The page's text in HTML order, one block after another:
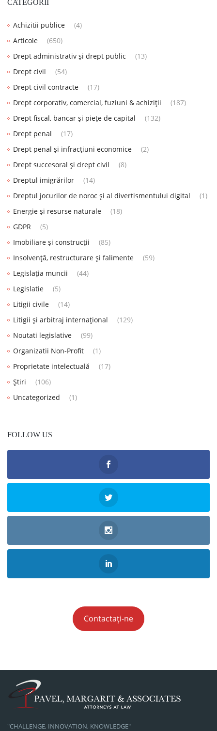
CATEGORII
Achizitii publice
(4)
Articole
(650)
Drept administrativ și drept public
(13)
Drept civil
(54)
Drept civil contracte
(17)
Drept corporativ, comercial, fuziuni & achiziții
(187)
Drept fiscal, bancar și piețe de capital
(132)
Drept penal
(17)
Drept penal și infracțiuni economice
(2)
Drept succesoral și drept civil
(8)
Dreptul imigrărilor
(14)
Dreptul jocurilor de noroc și al divertismentului digital
(1)
Energie și resurse naturale
(18)
GDPR
(5)
Imobiliare și construcții
(85)
Insolvență, restructurare și falimente
(59)
Legislația muncii
(44)
Legislatie
(5)
Litigii civile
(14)
Litigii și arbitraj internațional
(129)
Noutati legislative
(99)
Organizatii Non-Profit
(1)
Proprietate intelectuală
(17)
Știri
(106)
Uncategorized
(1)
FOLLOW US
Contactați-ne
"CHALLENGE, INNOVATION, KNOWLEDGE"